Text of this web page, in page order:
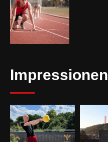
Impressionen